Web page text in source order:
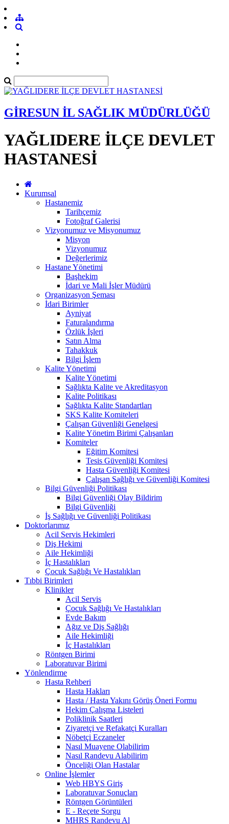
GİRESUN İL SAĞLIK MÜDÜRLÜĞÜ
YAĞLIDERE İLÇE DEVLET
HASTANESİ
Kurumsal
Hastanemiz
Tarihçemiz
Fotoğraf Galerisi
Vizyonumuz ve Misyonumuz
Misyon
Vizyonumuz
Değerlerimiz
Hastane Yönetimi
Başhekim
İdari ve Mali İşler Müdürü
Organizasyon Şeması
İdari Birimler
Ayniyat
Faturalandırma
Özlük İşleri
Satın Alma
Tahakkuk
Bilgi İşlem
Kalite Yönetimi
Kalite Yönetimi
Sağlıkta Kalite ve Akreditasyon
Kalite Politikası
Sağlıkta Kalite Standartları
SKS Kalite Komiteleri
Çalışan Güvenliği Genelgesi
Kalite Yönetim Birimi Çalışanları
Komiteler
Eğitim Komitesi
Tesis Güvenliği Komitesi
Hasta Güvenliği Komitesi
Çalışan Sağlığı ve Güvenliği Komitesi
Bilgi Güvenliği Politikası
Bilgi Güvenliği Olay Bildirim
Bilgi Güvenliği
İş Sağlığı ve Güvenliği Politikası
Doktorlarımız
Acil Servis Hekimleri
Diş Hekimi
Aile Hekimliği
İç Hastalıkları
Çocuk Sağlığı Ve Hastalıkları
Tıbbi Birimleri
Klinikler
Acil Servis
Çocuk Sağlığı Ve Hastalıkları
Evde Bakım
Ağız ve Diş Sağlığı
Aile Hekimliği
İç Hastalıkları
Röntgen Birimi
Laboratuvar Birimi
Yönlendirme
Hasta Rehberi
Hasta Hakları
Hasta / Hasta Yakını Görüş Öneri Formu
Hekim Çalışma Listeleri
Poliklinik Saatleri
Ziyaretçi ve Refakatçi Kuralları
Nöbetçi Eczaneler
Nasıl Muayene Olabilirim
Nasıl Randevu Alabilirim
Önceliği Olan Hastalar
Online İşlemler
Web HBYS Giriş
Laboratuvar Sonuçları
Röntgen Görüntüleri
E - Reçete Sorgu
MHRS Randevu Al